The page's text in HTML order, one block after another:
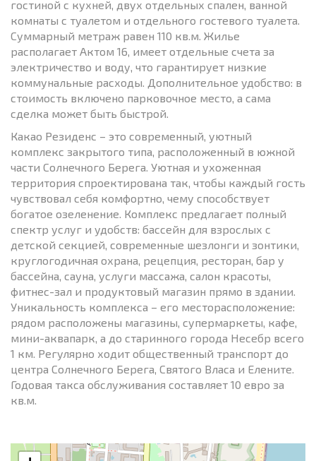
гостиной с кухней, двух отдельных спален, ванной
комнаты с туалетом и отдельного гостевого туалета.
Суммарный метраж равен 110 кв.м. Жилье
располагает Актом 16, имеет отдельные счета за
электричество и воду, что гарантирует низкие
коммунальные расходы. Дополнительное удобство: в
стоимость включено парковочное место, а сама
сделка может быть быстрой.
Какао Резиденс – это современный, уютный
комплекс закрытого типа, расположенный в южной
части Солнечного Берега. Уютная и ухоженная
территория спроектирована так, чтобы каждый гость
чувствовал себя комфортно, чему способствует
богатое озеленение. Комплекс предлагает полный
спектр услуг и удобств: бассейн для взрослых с
детской секцией, современные шезлонги и зонтики,
круглогодичная охрана, рецепция, ресторан, бар у
бассейна, сауна, услуги массажа, салон красоты,
фитнес-зал и продуктовый магазин прямо в здании.
Уникальность комплекса – его месторасположение:
рядом расположены магазины, супермаркеты, кафе,
мини-аквапарк, а до старинного города Несебр всего
1 км. Регулярно ходит общественный транспорт до
центра Солнечного Берега, Святого Власа и Елените.
Годовая такса обслуживания составляет 10 евро за
кв.м.